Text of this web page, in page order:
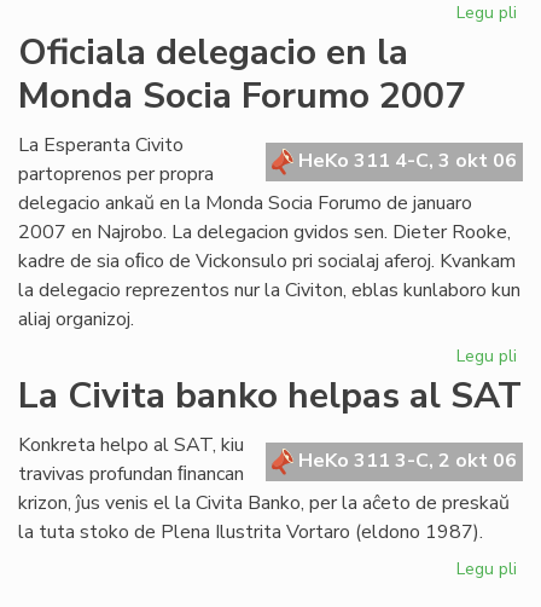
Legu pli
la
Oficiala delegacio en la
Monda Socia Forumo 2007
HeKo 311 4-C, 3 okt 06
La Esperanta Civito
partoprenos per propra
delegacio ankaŭ en la Monda Socia Forumo de januaro
2007 en Najrobo. La delegacion gvidos sen. Dieter Rooke,
kadre de sia oﬁco de Vickonsulo pri socialaj aferoj. Kvankam
la delegacio reprezentos nur la Civiton, eblas kunlaboro kun
aliaj organizoj.
Legu pli
La Civita banko helpas al SAT
HeKo 311 3-C, 2 okt 06
Konkreta helpo al SAT, kiu
travivas profundan ﬁnancan
krizon, ĵus venis el la Civita Banko, per la aĉeto de preskaŭ
la tuta stoko de Plena Ilustrita Vortaro (eldono 1987).
Legu pli